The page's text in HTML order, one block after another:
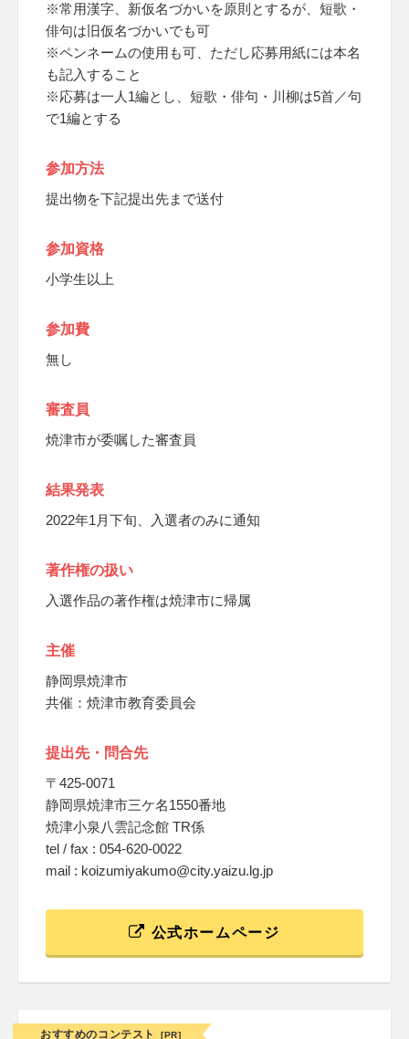
※常用漢字、新仮名づかいを原則とするが、短歌・
俳句は旧仮名づかいでも可
※ペンネームの使用も可、ただし応募用紙には本名
も記入すること
※応募は一人1編とし、短歌・俳句・川柳は5首／句
で1編とする
参加方法
提出物を下記提出先まで送付
参加資格
小学生以上
参加費
無し
審査員
焼津市が委嘱した審査員
結果発表
2022年1月下旬、入選者のみに通知
著作権の扱い
入選作品の著作権は焼津市に帰属
主催
静岡県焼津市
共催：焼津市教育委員会
提出先・問合先
〒425-0071
静岡県焼津市三ケ名1550番地
焼津小泉八雲記念館 TR係
tel / fax : 054-620-0022
mail : koizumiyakumo@city.yaizu.lg.jp
公式ホームページ
おすすめのコンテスト [PR]